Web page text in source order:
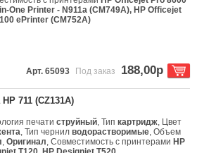
One Printer - N911a (CM749A), HP Officejet
ePrinter (CM752A)
Арт. 65093 Под заказ 188,00р
711 (CZ131A)
печатиструйный, Типкартридж, Цвет
, Тип чернилводорастворимые, Объем
,Оригинал, Совместимость с принтерами HP